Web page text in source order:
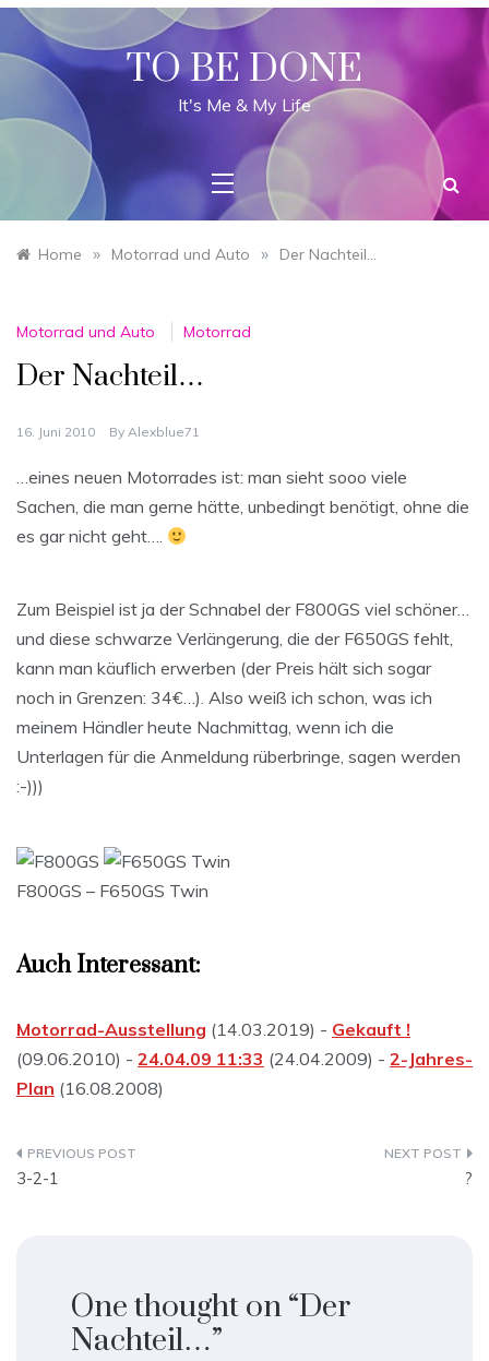
Skip
content
TO BE DONE
It's Me & My Life
Home » Motorrad und Auto » Der Nachteil…
Motorrad und Auto Motorrad
Der Nachteil…
16. Juni 2010 By Alexblue71
…eines neuen Motorrades ist: man sieht sooo viele
Sachen, die man gerne hätte, unbedingt benötigt, ohne die
es gar nicht geht….
Zum Beispiel ist ja der Schnabel der F800GS viel schöner…
und diese schwarze Verlängerung, die der F650GS fehlt,
kann man käuflich erwerben (der Preis hält sich sogar
noch in Grenzen: 34€…). Also weiß ich schon, was ich
meinem Händler heute Nachmittag, wenn ich die
Unterlagen für die Anmeldung rüberbringe, sagen werden
:-)))
F800GS – F650GS Twin
Auch Interessant:
Motorrad-Ausstellung (14.03.2019) - Gekauft !
(09.06.2010) - 24.04.09 11:33 (24.04.2009) - 2-Jahres-
Plan (16.08.2008)
Beitragsnavigation
3-2-1 ?
One thought on “Der
Nachteil…”